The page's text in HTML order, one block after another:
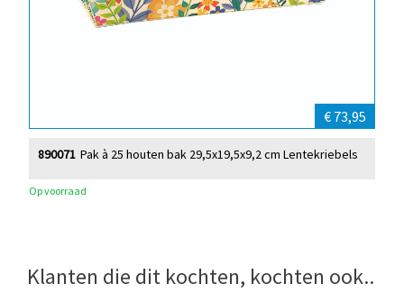
€ 73,95
Pak à 25 houten bak 29,5x19,5x9,2 cm Lentekriebels
890071
Op voorraad
Klanten die dit kochten, kochten ook..